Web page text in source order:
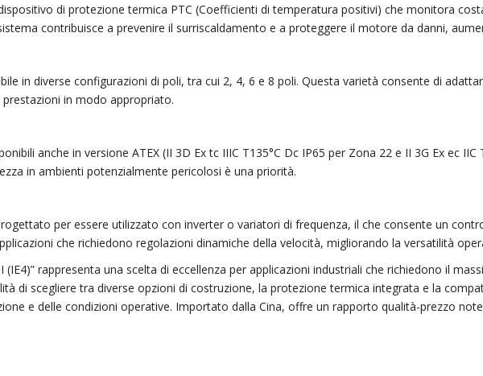
di protezione termica PTC (Coefficienti di temperatura positivi) che monitora
contribuisce a prevenire il surriscaldamento e a proteggere il motore da danni,
in diverse configurazioni di poli, tra cui 2, 4, 6 e 8 poli. Questa varietà consente di
in modo appropriato.
anche in versione ATEX (II 3D Ex tc IIIC T135°C Dc IP65 per Zona 22 e II 3G Ex ec
in ambienti potenzialmente pericolosi è una priorità.
per essere utilizzato con inverter o variatori di frequenza, il che consente un
che richiedono regolazioni dinamiche della velocità, migliorando la versatilità
rappresenta una scelta di eccellenza per applicazioni industriali che richiedono il
di scegliere tra diverse opzioni di costruzione, la protezione termica integrata e la
e delle condizioni operative. Importato dalla Cina, offre un rapporto qualità-prezzo